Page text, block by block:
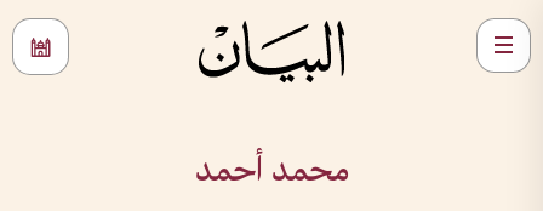
محمد أحمد